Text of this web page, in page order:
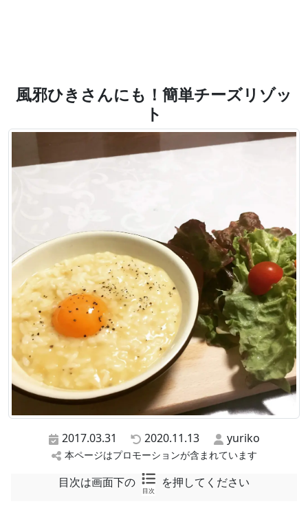
風邪ひきさんにも！簡単チーズリゾッ
ト
2017.03.31 2020.11.13 yuriko
本ページはプロモーションが含まれています
目次は画面下の
目次
を押してください